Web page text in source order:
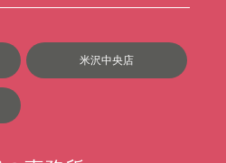
米沢中央店